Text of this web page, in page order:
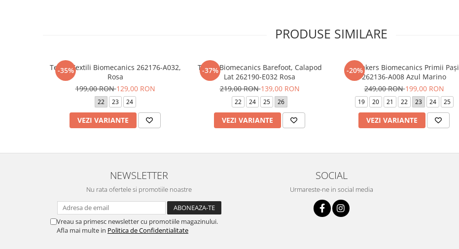
PRODUSE SIMILARE
-35%
Tenisi Textili Biomecanics 262176-A032,
Rosa
199,00 RON129,00 RON
22 23 24
VEZI VARIANTE
-37%
Tenisi Biomecanics Barefoot, Calapod
Lat 262190-E032 Rosa
219,00 RON139,00 RON
22 24 25 26
VEZI VARIANTE
-20%
Sneakers Biomecanics Primii Pași
262136-A008 Azul Marino
249,00 RON199,00 RON
19 20 21 22 23 24 25
VEZI VARIANTE
NEWSLETTER
Nu rata ofertele si promotiile noastre
Vreau sa primesc newsletter cu promotiile magazinului.
Afla mai multe in Politica de Confidentialitate
SOCIAL
Urmareste-ne in social media